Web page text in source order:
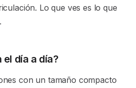
Lo que ves es lo que
el día a día?
con un tamaño compacto